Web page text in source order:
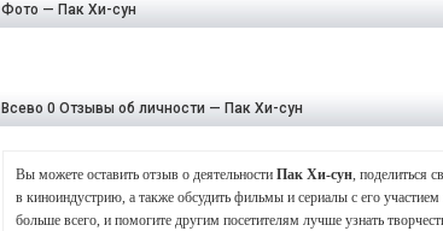
Фото — Пак Хи-сун
Всево 0 Отзывы об личности — Пак Хи-сун
Вы можете оставить отзыв о деятельности Пак Хи-сун, поделиться
в киноиндустрию, а также обсудить фильмы и сериалы с его
больше всего, и помогите другим посетителям лучше узнать